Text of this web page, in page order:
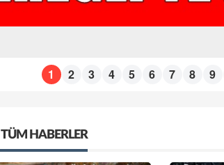
1 2 3 4 5 6 7 8 9
TÜM HABERLER